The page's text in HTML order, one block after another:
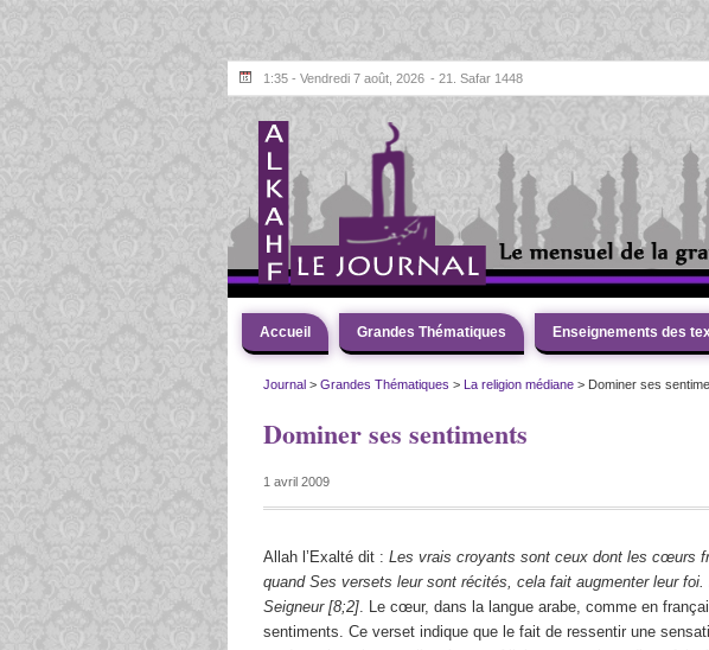
1:35 - Vendredi 7 août, 2026 - 21. Safar 1448
Accueil Grandes Thématiques Enseignements des
Journal > Grandes Thématiques > La religion médiane > Dominer ses
Dominer ses sentiments
1 avril 2009
Allah l’Exalté dit : Les vrais croyants sont ceux dont les cœurs
quand Ses versets leur sont récités, cela fait augmenter leur
Seigneur [8;2]. Le cœur, dans la langue arabe, comme en
sentiments. Ce verset indique que le fait de ressentir une